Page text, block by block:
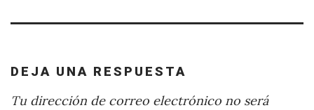
DEJA UNA RESPUESTA
Tu dirección de correo electrónico no será